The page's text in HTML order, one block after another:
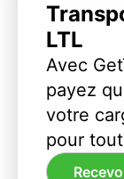
LTL
Avec
payez
votre
pour